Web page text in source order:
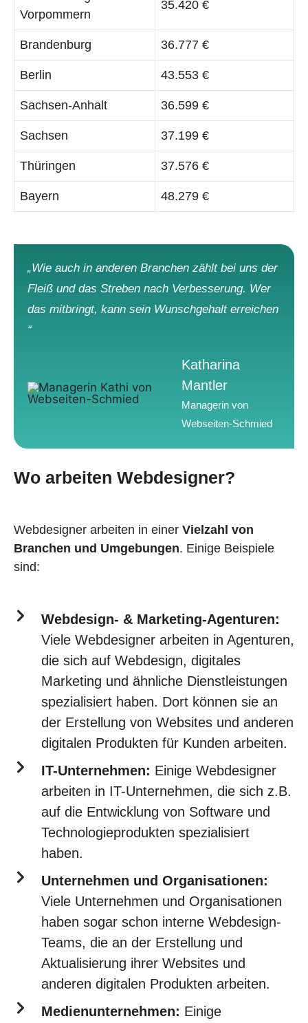
Vorpommern
35.420 €
Brandenburg 36.777 €
Berlin 43.553 €
Sachsen-Anhalt 36.599 €
Sachsen 37.199 €
Thüringen 37.576 €
Bayern 48.279 €
„Wie auch in anderen Branchen zählt bei uns der
Fleiß und das Streben nach Verbesserung. Wer
das mitbringt, kann sein Wunschgehalt erreichen
“
Katharina
Mantler
Managerin von
Webseiten-Schmied
Wo arbeiten Webdesigner?
Webdesigner arbeiten in einer Vielzahl von
Branchen und Umgebungen. Einige Beispiele
sind:
Webdesign- & Marketing-Agenturen:
Viele Webdesigner arbeiten in Agenturen,
die sich auf Webdesign, digitales
Marketing und ähnliche Dienstleistungen
spezialisiert haben. Dort können sie an
der Erstellung von Websites und anderen
digitalen Produkten für Kunden arbeiten.
IT-Unternehmen: Einige Webdesigner
arbeiten in IT-Unternehmen, die sich z.B.
auf die Entwicklung von Software und
Technologieprodukten spezialisiert
haben.
Unternehmen und Organisationen:
Viele Unternehmen und Organisationen
haben sogar schon interne Webdesign-
Teams, die an der Erstellung und
Aktualisierung ihrer Websites und
anderen digitalen Produkten arbeiten.
Medienunternehmen: Einige